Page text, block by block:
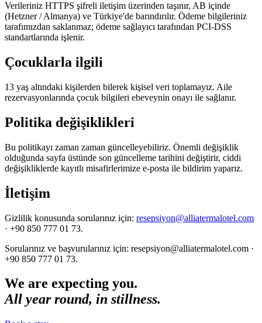
Verileriniz HTTPS şifreli iletişim üzerinden taşınır, AB içinde
(Hetzner / Almanya) ve Türkiye'de barındırılır. Ödeme bilgileriniz
tarafımızdan saklanmaz; ödeme sağlayıcı tarafından PCI-DSS
standartlarında işlenir.
Çocuklarla ilgili
13 yaş altındaki kişilerden bilerek kişisel veri toplamayız. Aile
rezervasyonlarında çocuk bilgileri ebeveynin onayı ile sağlanır.
Politika değişiklikleri
Bu politikayı zaman zaman güncelleyebiliriz. Önemli değişiklik
olduğunda sayfa üstünde son güncelleme tarihini değiştirir, ciddi
değişikliklerde kayıtlı misafirlerimize e-posta ile bildirim yaparız.
İletişim
Gizlilik konusunda sorularınız için: resepsiyon@alliatermalotel.com
· +90 850 777 01 73.
Sorularınız ve başvurularınız için: resepsiyon@alliatermalotel.com ·
+90 850 777 01 73.
We are expecting you.
All year round, in stillness.